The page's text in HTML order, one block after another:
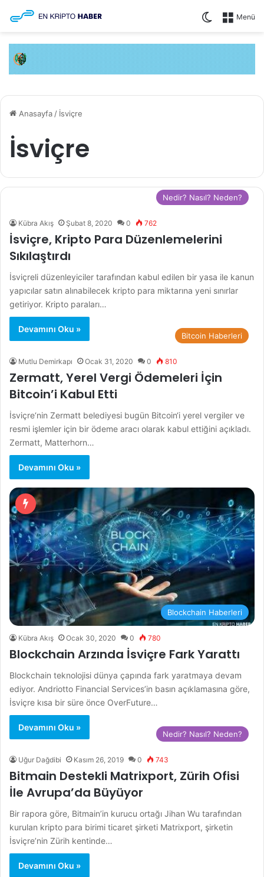
Menü
Dış
Anasayfa / İsviçre
İsviçre
Nedir? Nasıl? Neden?
Kübra Akış Şubat 8, 2020 0 762
İsviçre, Kripto Para Düzenlemelerini
Sıkılaştırdı
İsviçreli düzenleyiciler tarafından kabul edilen bir yasa ile kanun
yapıcılar satın alınabilecek kripto para miktarına yeni sınırlar
getiriyor. Kripto paraları…
Devamını Oku »
Bitcoin Haberleri
Mutlu Demirkapı Ocak 31, 2020 0 810
Zermatt, Yerel Vergi Ödemeleri İçin
Bitcoin’i Kabul Etti
İsviçre‘nin Zermatt belediyesi bugün Bitcoin‘i yerel vergiler ve
resmi işlemler için bir ödeme aracı olarak kabul ettiğini açıkladı.
Zermatt, Matterhorn…
Devamını Oku »
Blockchain Haberleri
Kübra Akış Ocak 30, 2020 0 780
Blockchain Arzında İsviçre Fark Yarattı
Blockchain teknolojisi dünya çapında fark yaratmaya devam
ediyor. Andriotto Financial Services’in basın açıklamasına göre,
İsviçre kısa bir süre önce OverFuture…
Devamını Oku »
Nedir? Nasıl? Neden?
Uğur Dağdibi Kasım 26, 2019 0 743
Bitmain Destekli Matrixport, Zürih Ofisi
İle Avrupa’da Büyüyor
Bir rapora göre, Bitmain’in kurucu ortağı Jihan Wu tarafından
kurulan kripto para birimi ticaret şirketi Matrixport, şirketin
İsviçre’nin Zürih kentinde…
Devamını Oku »